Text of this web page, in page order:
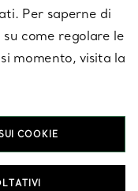
Per saperne di
come regolare le
momento, visita la
COOKIE